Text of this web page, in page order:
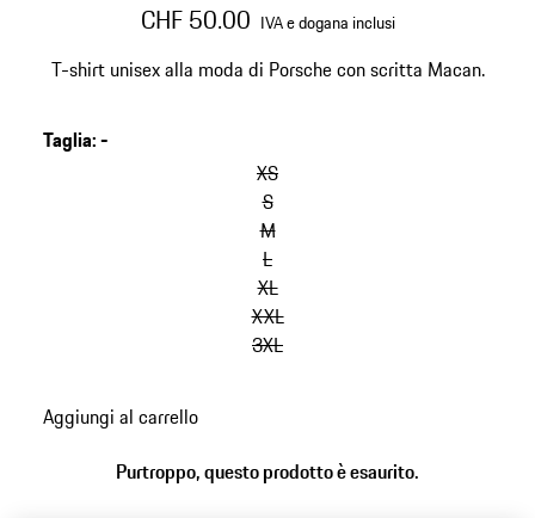
CHF 50.00 IVA e dogana inclusi
T-shirt unisex alla moda di Porsche con scritta Macan.
Taglia:-
XS
S
M
L
XL
XXL
3XL
alle
Aggiungi al carrello
Purtroppo, questo prodotto è esaurito.